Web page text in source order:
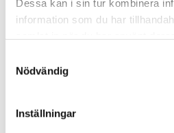
Dessa kan i sin tur kombinera
information som du har
Nödvändig
Inställningar
MU W - PTFE,
MU S - PTFE,
MX P - POM, smörjbar,
BRM-80 P - Rullad brons,
BRM-10 F - Rullad brons,